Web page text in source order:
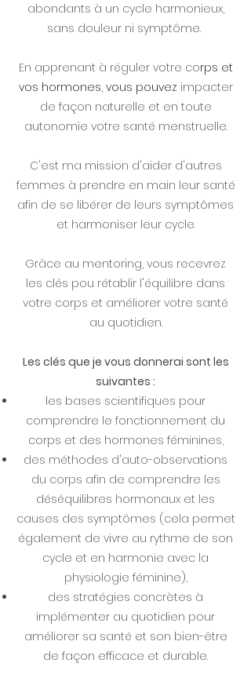
abondants à un cycle harmonieux,
sans douleur ni symptôme.
En apprenant à réguler votre corps et
vos hormones, vous pouvez impacter
de façon naturelle et en toute
autonomie votre santé menstruelle.
C'est ma mission d'aider d'autres
femmes à prendre en main leur santé
afin de se libérer de leurs symptômes
et harmoniser leur cycle.
Grâce au mentoring, vous recevrez
les clés pou rétablir l'équilibre dans
votre corps et améliorer votre santé
au quotidien.
Les clés que je vous donnerai sont les
suivantes :
les bases scientifiques pour
comprendre le fonctionnement du
corps et des hormones féminines,
des méthodes d'auto-observations
du corps afin de comprendre les
déséquilibres hormonaux et les
causes des symptômes (cela permet
également de vivre au rythme de son
cycle et en harmonie avec la
physiologie féminine),
des stratégies concrètes à
implémenter au quotidien pour
améliorersa santé et son bien-être
de façon efficace et durable.